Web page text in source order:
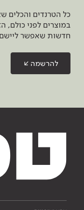
כל הטרנדים
במוצרים לפני כולם,
חדשות שאפשר
להרשמה